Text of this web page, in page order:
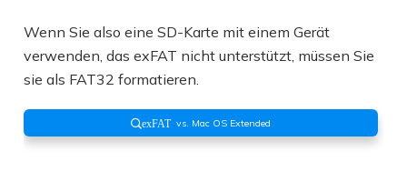
Wenn Sie also eine SD-Karte mit einem Gerät
verwenden, das exFAT nicht unterstützt, müssen Sie
sie als FAT32 formatieren.
exFAT vs. Mac OS Extended